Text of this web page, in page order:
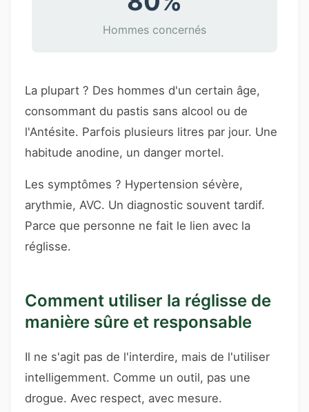
Hommes concernés
La plupart ? Des hommes d'un certain âge,
consommant du pastis sans alcool ou de
l'Antésite. Parfois plusieurs litres par jour. Une
habitude anodine, un danger mortel.
Les symptômes ? Hypertension sévère,
arythmie, AVC. Un diagnostic souvent tardif.
Parce que personne ne fait le lien avec la
réglisse.
Comment utiliser la réglisse de
manière sûre et responsable
Il ne s'agit pas de l'interdire, mais de l'utiliser
intelligemment. Comme un outil, pas une
drogue. Avec respect, avec mesure.